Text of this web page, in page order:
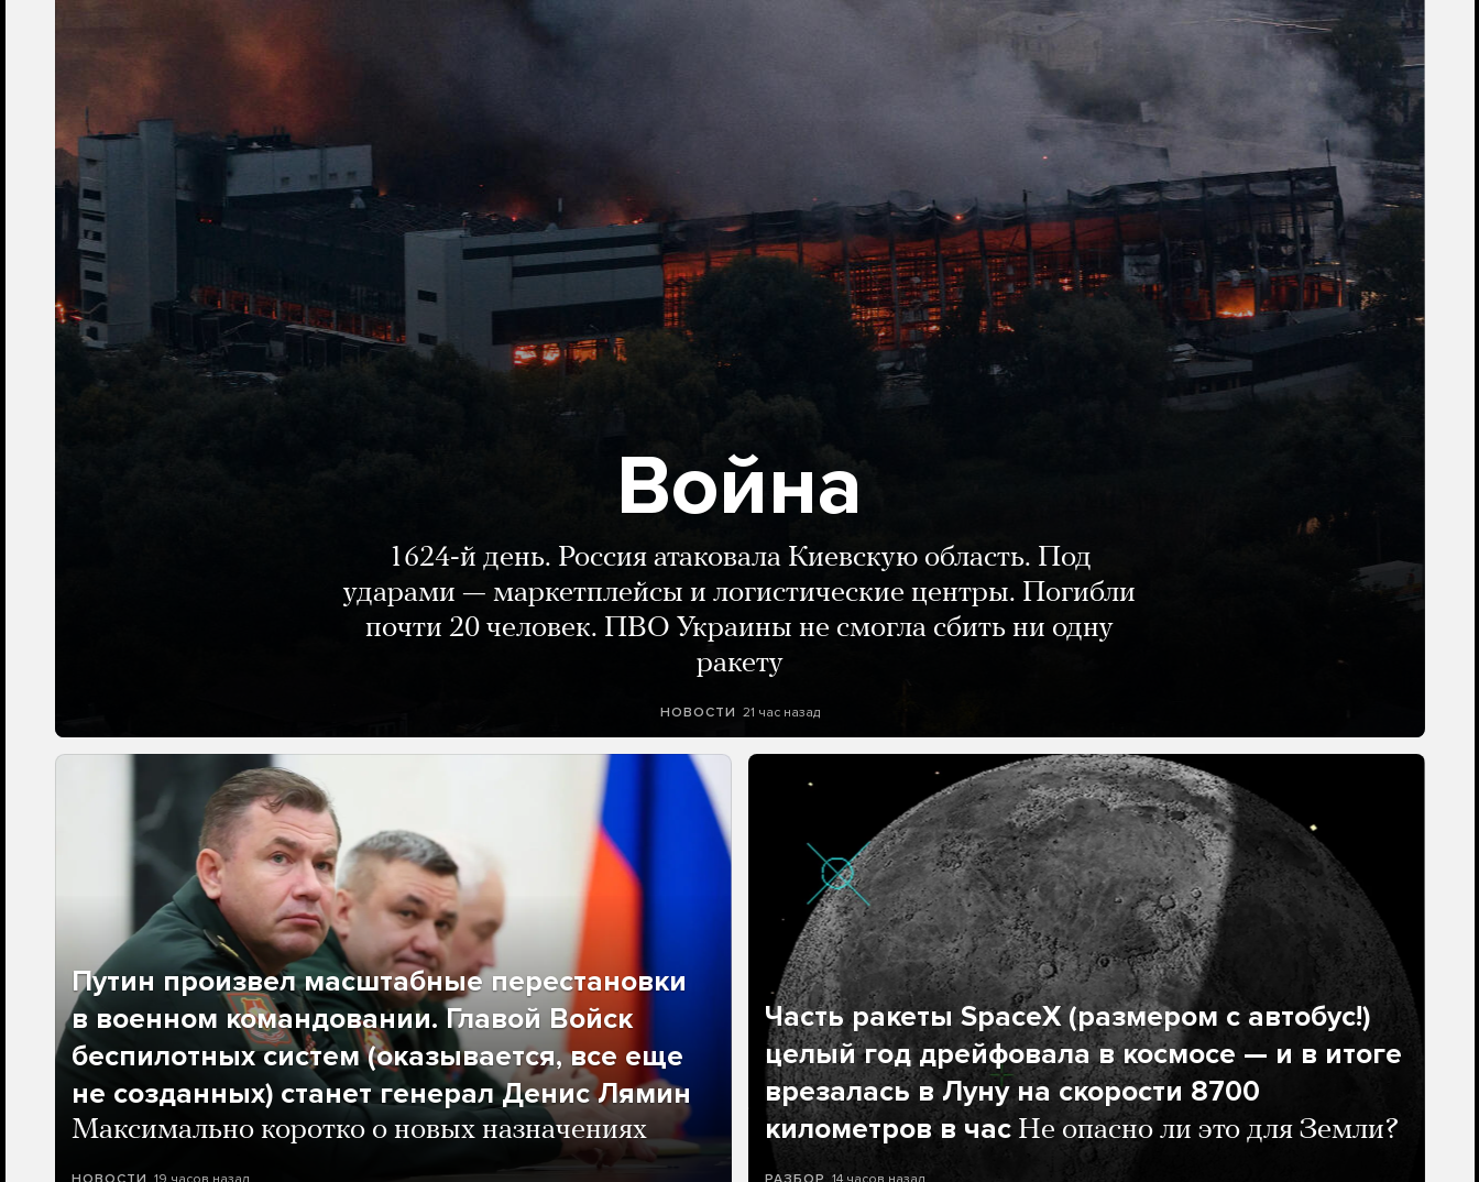
Война
1624-й день. Россия атаковала Киевскую область. Под
ударами — маркетплейсы и логистические центры. Погибли
почти 20 человек. ПВО Украины не смогла сбить ни одну
ракету
НОВОСТИ 21 час назад
Путин произвел масштабные перестановки
в военном командовании. Главой Войск
беспилотных систем (оказывается, все еще
не созданных) станет генерал Денис Лямин
Максимально коротко о новых назначениях
НОВОСТИ 19 часов назад
Часть ракеты SpaceX (размером с автобус!)
целый год дрейфовала в космосе — и в итоге
врезалась в Луну на скорости 8700
километров в час Не опасно ли это для Земли?
РАЗБОР 14 часов назад